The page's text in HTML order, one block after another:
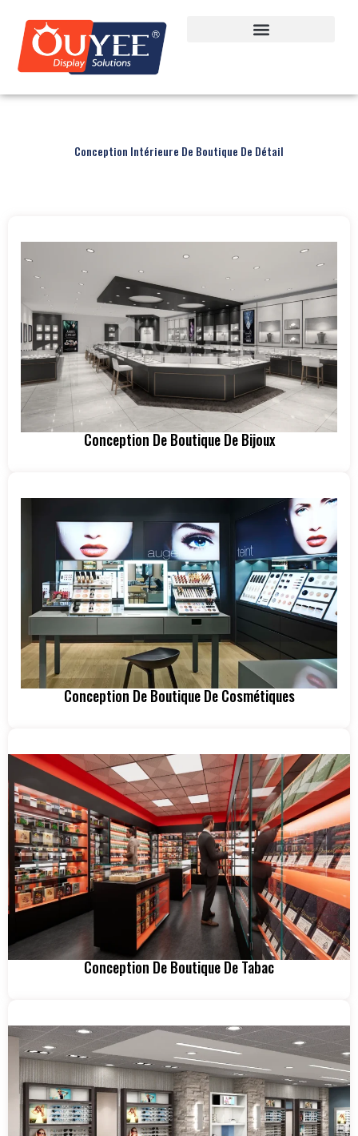
Conception Intérieure De Boutique De Détail
Conception De Boutique De Bijoux
Conception De Boutique De Cosmétiques
Conception De Boutique De Tabac